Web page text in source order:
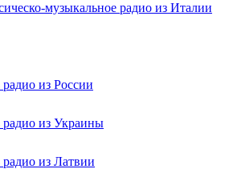
музыкальное радио из Италии
из России
радио из Украины
из Латвии